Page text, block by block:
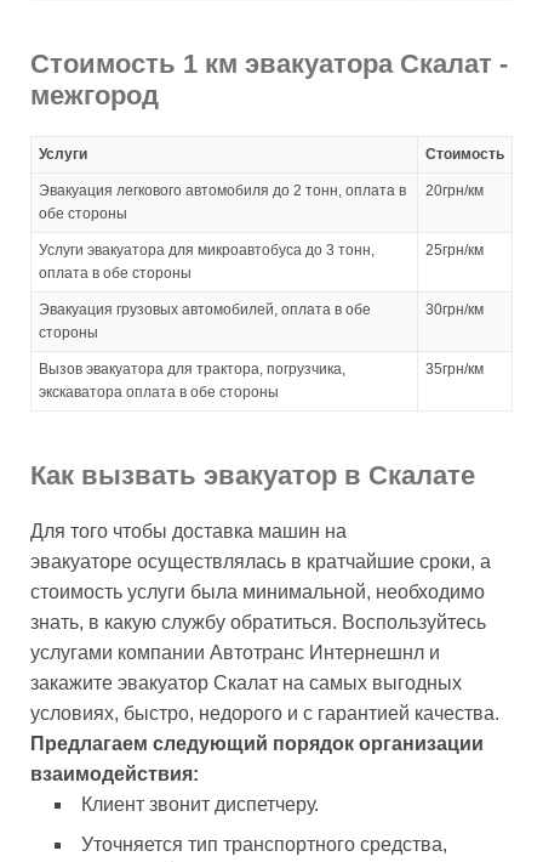
Стоимость 1 км эвакуатора Скалат -
межгород
Услуги Стоимость
Эвакуация легкового автомобиля до 2 тонн, оплата в
обе стороны
20грн/км
Услуги эвакуатора для микроавтобуса до 3 тонн,
оплата в обе стороны
25грн/км
Эвакуация грузовых автомобилей, оплата в обе
стороны
30грн/км
Вызов эвакуатора для трактора, погрузчика,
экскаватора оплата в обе стороны
35грн/км
Как вызвать эвакуатор в Скалате
Для того чтобы доставка машин на
эвакуаторе осуществлялась в кратчайшие сроки, а
стоимость услуги была минимальной, необходимо
знать, в какую службу обратиться. Воспользуйтесь
услугами компании Автотранс Интернешнл и
закажите эвакуатор Скалат на самых выгодных
условиях, быстро, недорого и с гарантией качества.
Предлагаем следующий порядок организации
взаимодействия:
Клиент звонит диспетчеру.
Уточняется тип транспортного средства,